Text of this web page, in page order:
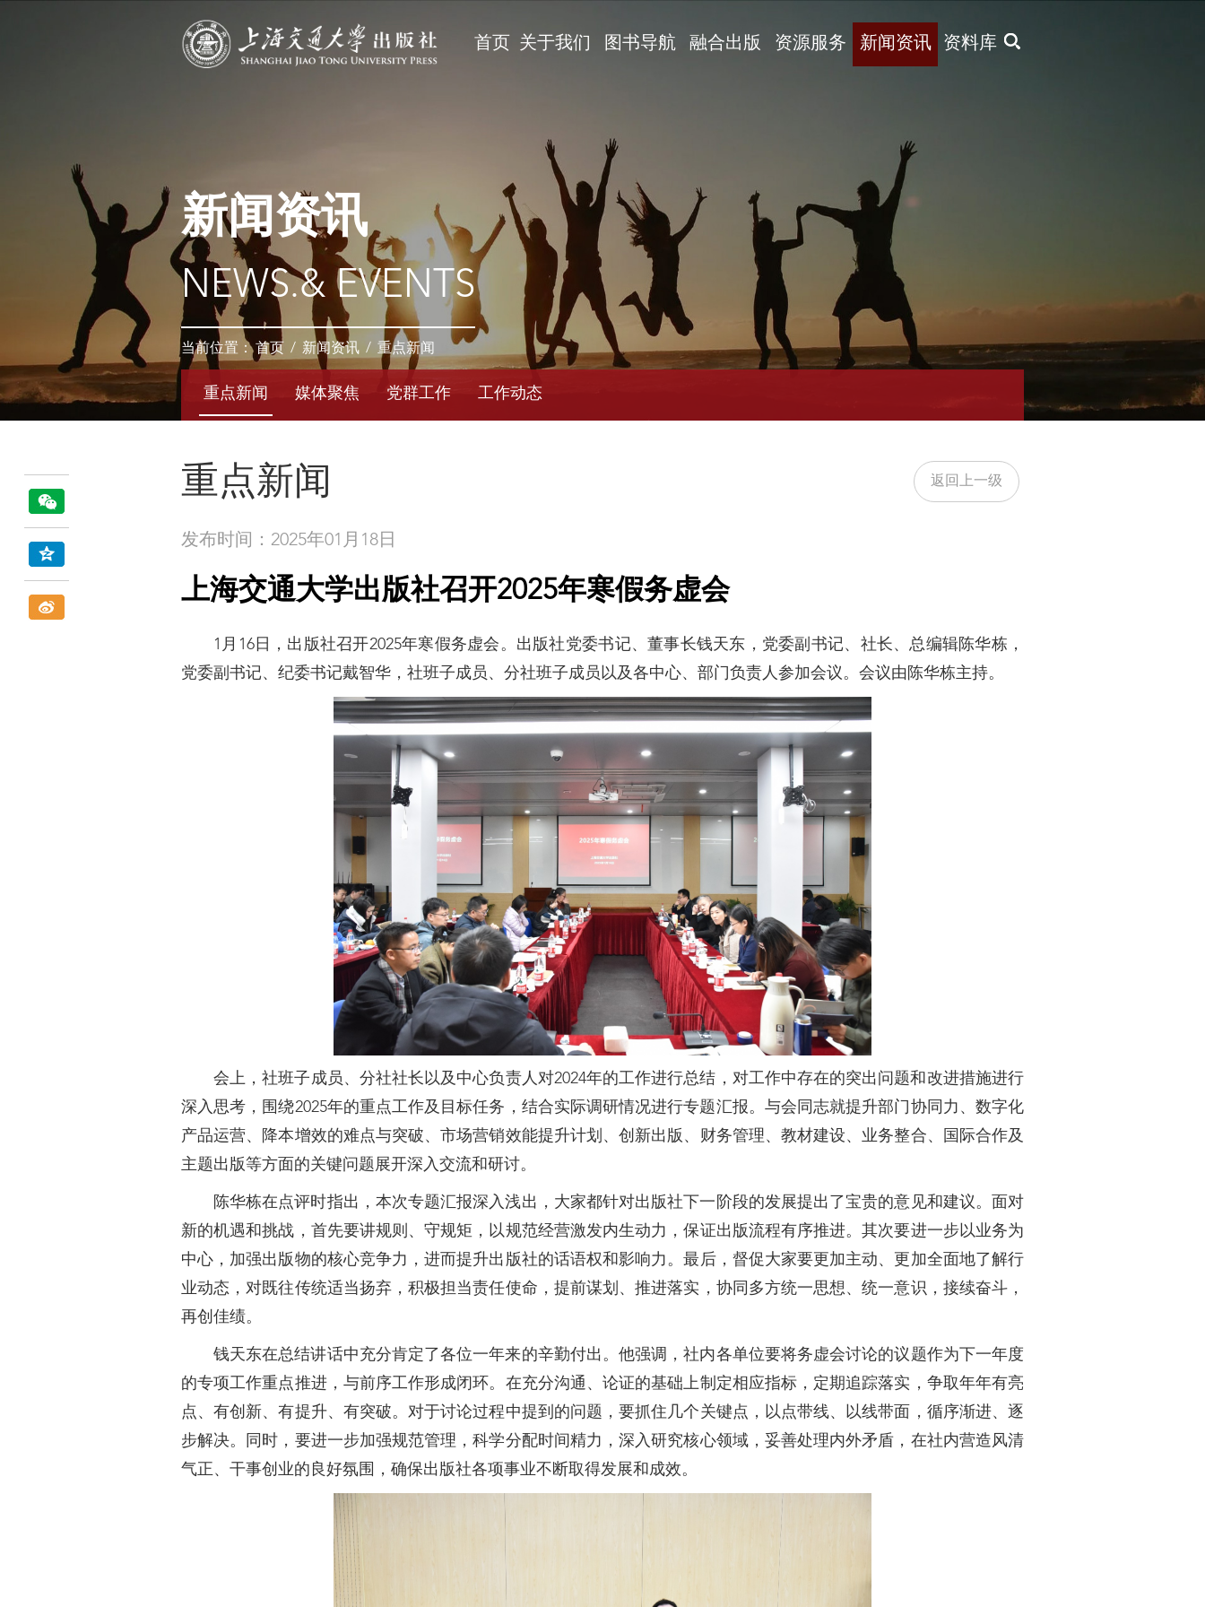
X
首页 关于我们 图书导航 融合出版 资源服务 新闻资讯 资料库
新闻资讯
NEWS.& EVENTS
当前位置：首页 / 新闻资讯 / 重点新闻
重点新闻 媒体聚焦 党群工作 工作动态
重点新闻 返回上一级
发布时间：2025年01月18日
上海交通大学出版社召开2025年寒假务虚会
1月16日，出版社召开2025年寒假务虚会。出版社党委书记、董事长钱天东，党委副书记、社长、总编辑陈华栋，
党委副书记、纪委书记戴智华，社班子成员、分社班子成员以及各中心、部门负责人参加会议。会议由陈华栋主持。
会上，社班子成员、分社社长以及中心负责人对2024年的工作进行总结，对工作中存在的突出问题和改进措施进行
深入思考，围绕2025年的重点工作及目标任务，结合实际调研情况进行专题汇报。与会同志就提升部门协同力、数字化
产品运营、降本增效的难点与突破、市场营销效能提升计划、创新出版、财务管理、教材建设、业务整合、国际合作及
主题出版等方面的关键问题展开深入交流和研讨。
陈华栋在点评时指出，本次专题汇报深入浅出，大家都针对出版社下一阶段的发展提出了宝贵的意见和建议。面对
新的机遇和挑战，首先要讲规则、守规矩，以规范经营激发内生动力，保证出版流程有序推进。其次要进一步以业务为
中心，加强出版物的核心竞争力，进而提升出版社的话语权和影响力。最后，督促大家要更加主动、更加全面地了解行
业动态，对既往传统适当扬弃，积极担当责任使命，提前谋划、推进落实，协同多方统一思想、统一意识，接续奋斗，
再创佳绩。
钱天东在总结讲话中充分肯定了各位一年来的辛勤付出。他强调，社内各单位要将务虚会讨论的议题作为下一年度
的专项工作重点推进，与前序工作形成闭环。在充分沟通、论证的基础上制定相应指标，定期追踪落实，争取年年有亮
点、有创新、有提升、有突破。对于讨论过程中提到的问题，要抓住几个关键点，以点带线、以线带面，循序渐进、逐
步解决。同时，要进一步加强规范管理，科学分配时间精力，深入研究核心领域，妥善处理内外矛盾，在社内营造风清
气正、干事创业的良好氛围，确保出版社各项事业不断取得发展和成效。